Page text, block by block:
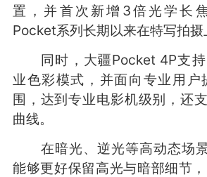
置，并首次新增3倍光学长
Pocket系列长期以来在特写拍摄
同时，大疆Pocket 4P支持
业色彩模式，并面向专业用户
围，达到专业电影机级别，还
曲线。
在暗光、逆光等高动态场
能够更好保留高光与暗部细节